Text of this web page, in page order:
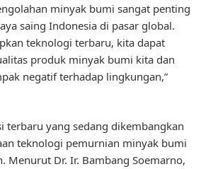
minyak bumi sangat penting
saing Indonesia di pasar global.
teknologi terbaru, kita dapat
produk minyak bumi kita dan
negatif terhadap lingkungan,”
terbaru yang sedang dikembangkan
teknologi pemurnian minyak bumi
Menurut Dr. Ir. Bambang Soemarno,